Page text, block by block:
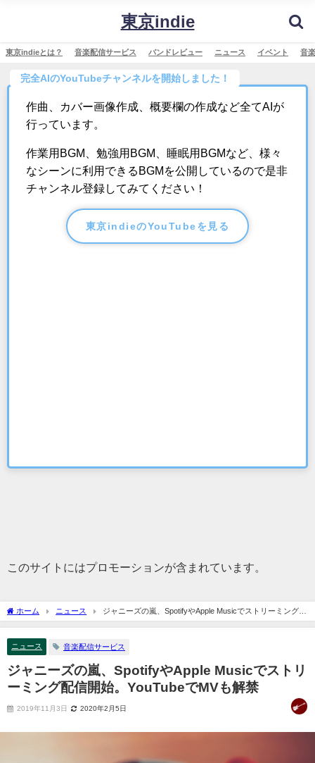
東京indie
東京indieとは？ 音楽配信サービス バンドレビュー ニュース イベント 音
完全AIのYouTubeチャンネルを開始しました！
作曲、カバー画像作成、概要欄の作成など全てAIが
行っています。
作業用BGM、勉強用BGM、睡眠用BGMなど、様々
なシーンに利用できるBGMを公開しているので是非
チャンネル登録してみてください！
東京indieのYouTubeを見る
このサイトにはプロモーションが含まれています。
ホーム ニュース
ジャニーズの嵐、SpotifyやApple Musicでストリーミング配
信開始。YouTubeでMVも解禁
ニュース 音楽配信サービス
ジャニーズの嵐、SpotifyやApple Musicでストリ
ーミング配信開始。YouTubeでMVも解禁
2019年11月3日 2020年2月5日